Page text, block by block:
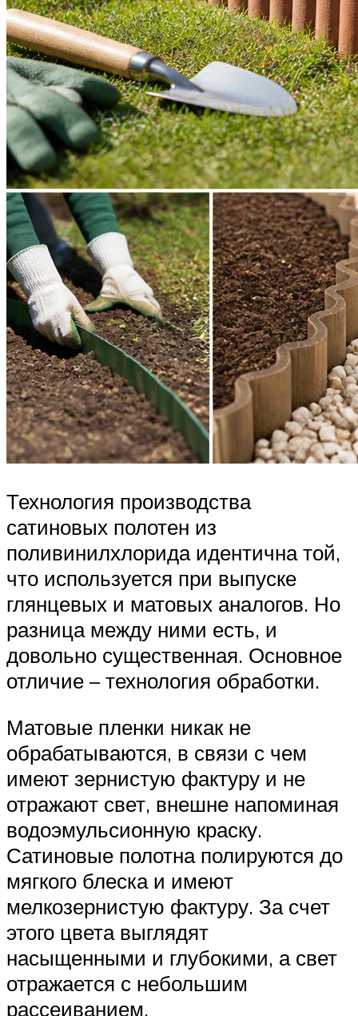
Технология производства
сатиновых полотен из
поливинилхлорида идентична той,
что используется при выпуске
глянцевых и матовых аналогов. Но
разница между ними есть, и
довольно существенная. Основное
отличие – технология обработки.
Матовые пленки никак не
обрабатываются, в связи с чем
имеют зернистую фактуру и не
отражают свет, внешне напоминая
водоэмульсионную краску.
Сатиновые полотна полируются до
мягкого блеска и имеют
мелкозернистую фактуру. За счет
этого цвета выглядят
насыщенными и глубокими, а свет
отражается с небольшим
рассеиванием.